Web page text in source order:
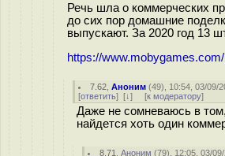
Речь шла о коммерческих
до сих пор домашние
выпускают. За 2020 год 13
https://
7.62 ,Аноним (49), 10:54, 03/09/
[ответить] [↓] [к модератору]
Даже не сомневаюсь в
найдется хоть один
8.71 ,Аноним (79), 12:05, 03/